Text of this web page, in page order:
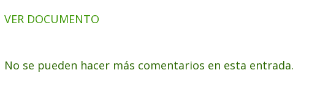
VER DOCUMENTO
No se pueden hacer más comentarios en esta entrada.